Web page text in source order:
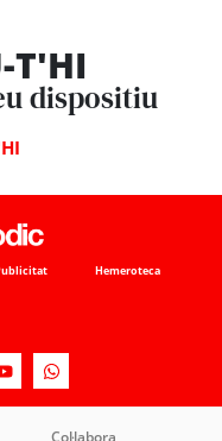
T'HI
dispositiu
Hemeroteca